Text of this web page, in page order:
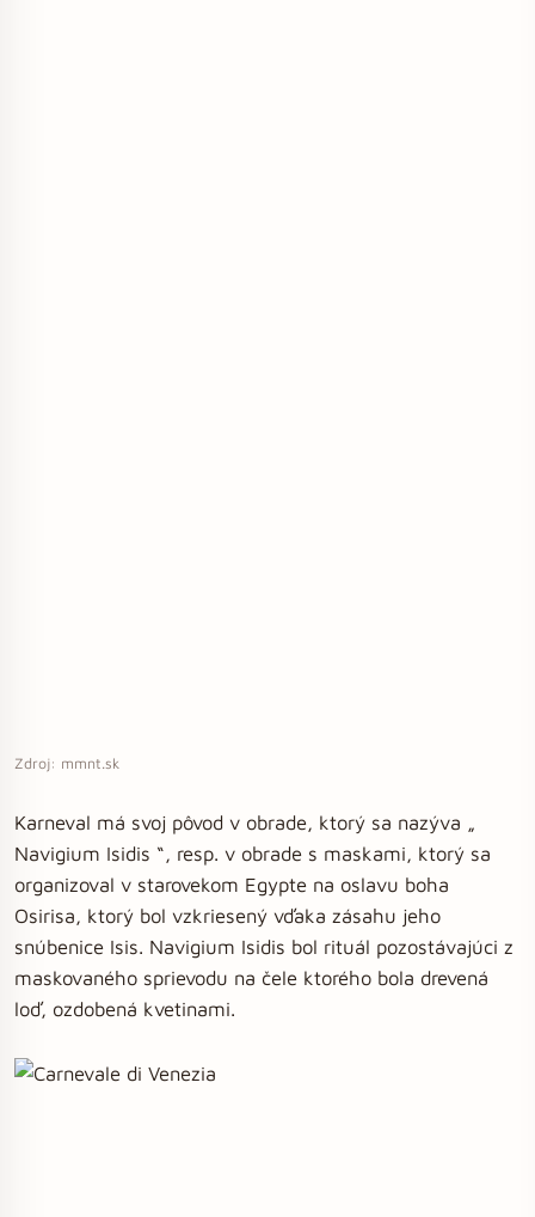
Zdroj: mmnt.sk
Karneval má svoj pôvod v obrade, ktorý sa nazýva „
Navigium Isidis “, resp. v obrade s maskami, ktorý sa
organizoval v starovekom Egypte na oslavu boha
Osirisa, ktorý bol vzkriesený vďaka zásahu jeho
snúbenice Isis. Navigium Isidis bol rituál pozostávajúci z
maskovaného sprievodu na čele ktorého bola drevená
loď, ozdobená kvetinami.